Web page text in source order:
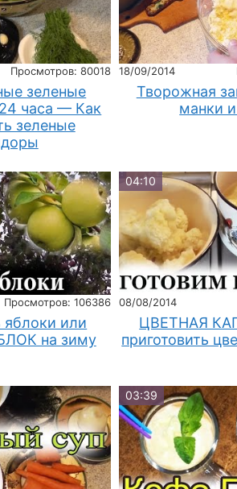
Просмотров: 80018
зеленые
часа — Как
зеленые
18/09/2014
Творожная
манки
Просмотров: 106386
яблоки или
на зиму
04:10
08/08/2014
ЦВЕТНАЯ
приготовить
03:39